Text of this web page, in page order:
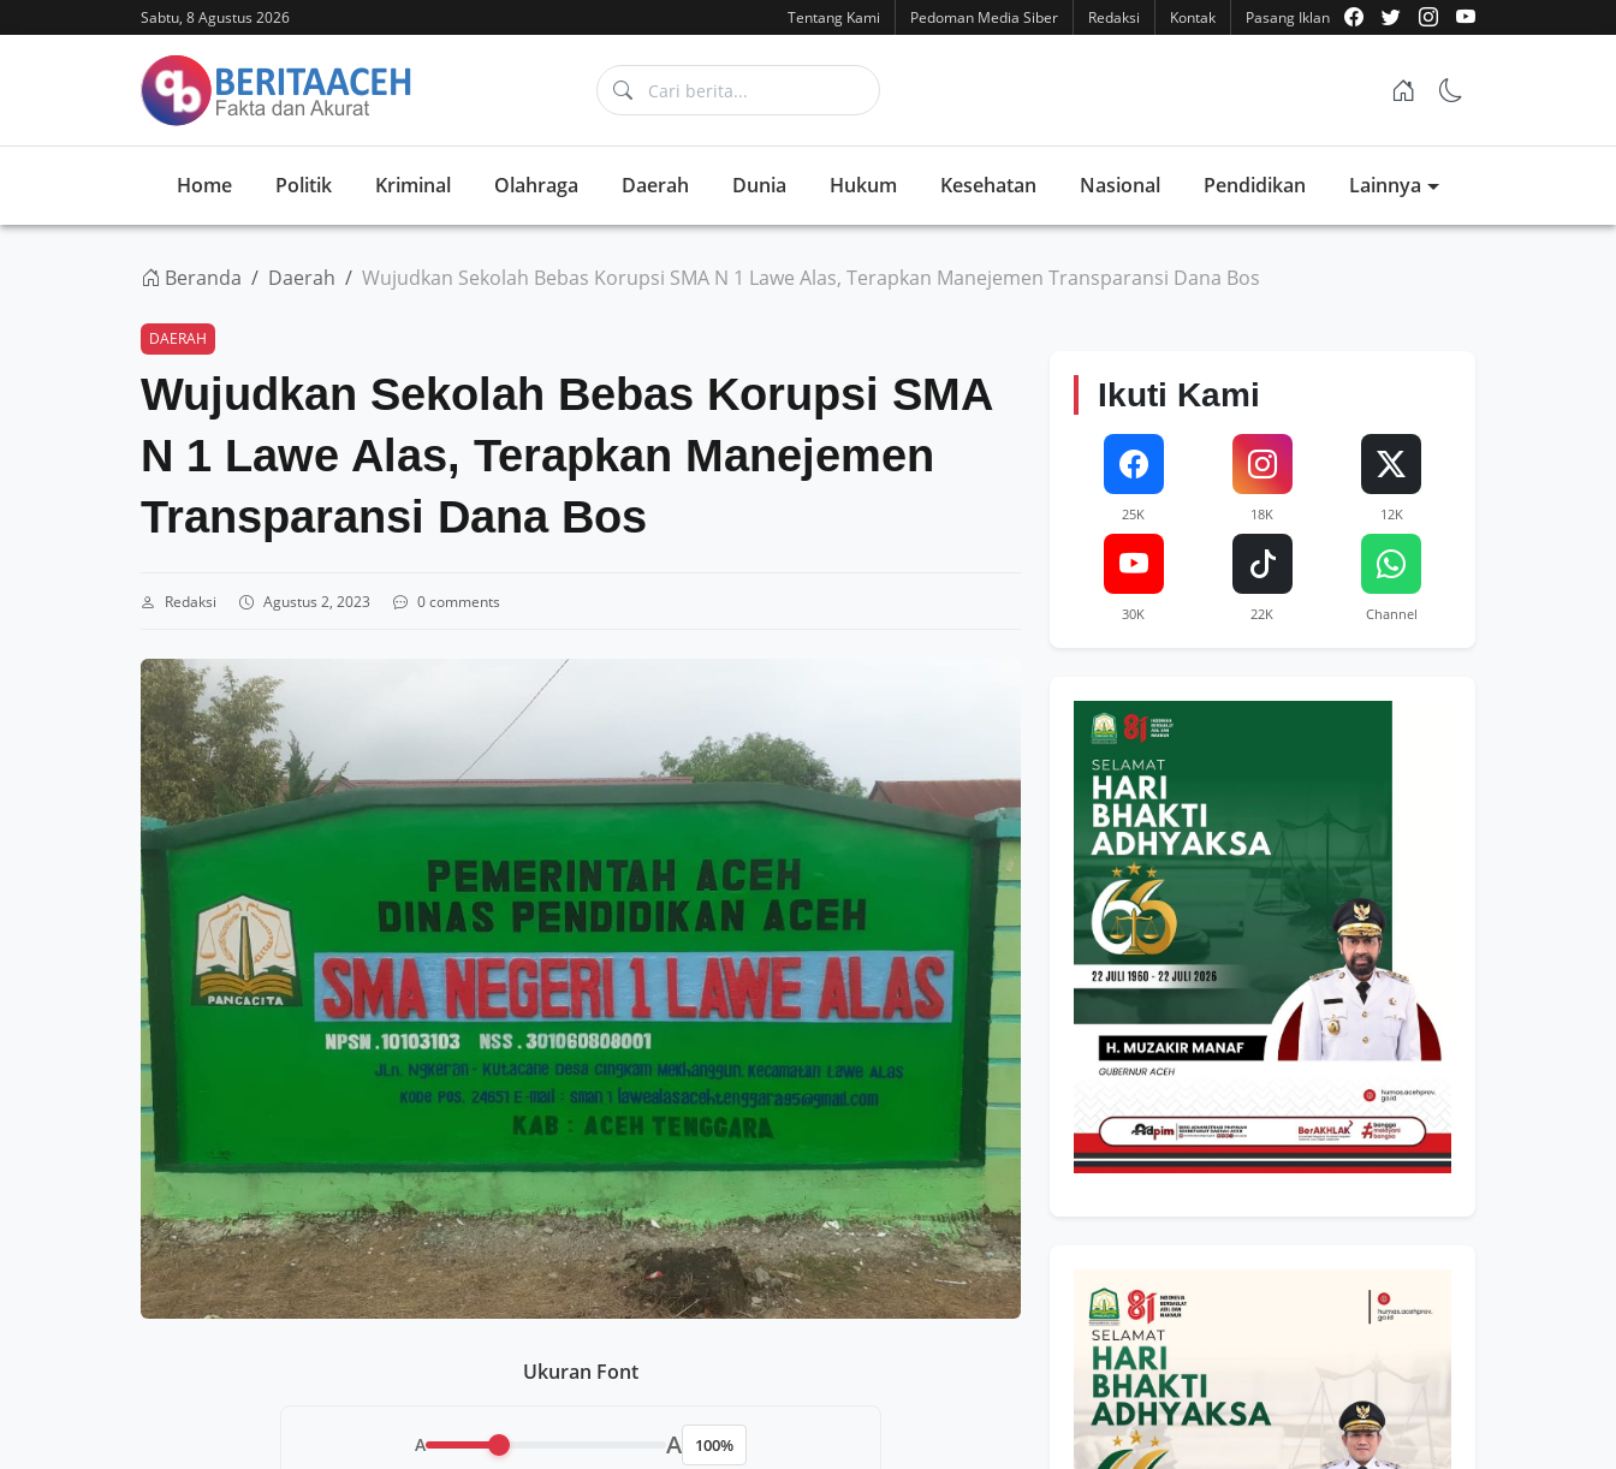
Sabtu, 8 Agustus 2026 Tentang Kami Pedoman Media Siber Redaksi Kontak Pasang Iklan
Home Politik Kriminal Olahraga Daerah Dunia Hukum Kesehatan Nasional Pendidikan Lainnya
Beranda Daerah Wujudkan Sekolah Bebas Korupsi SMA N 1 Lawe Alas, Terapkan Manejemen Transparansi Dana Bos
DAERAH
Wujudkan Sekolah Bebas Korupsi SMA
N 1 Lawe Alas, Terapkan Manejemen
Transparansi Dana Bos
Redaksi Agustus 2, 2023 0 comments
Ukuran Font
A A 100%
Ikuti Kami
25K 18K 12K
30K 22K Channel